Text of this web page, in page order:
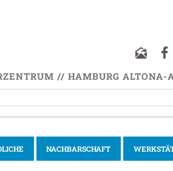
// HAMBURG ALTONA-
NACHBARSCHAFT